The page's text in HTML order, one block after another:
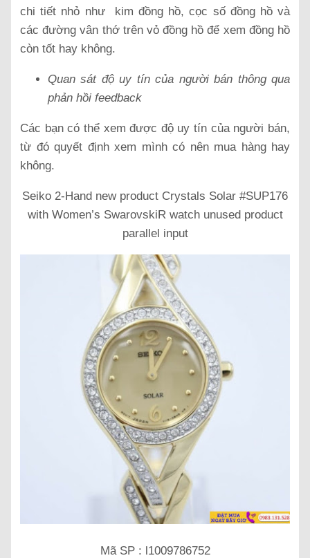
chi tiết nhỏ như kim đồng hồ, cọc số đồng hồ và
các đường vân thớ trên vỏ đồng hồ để xem đồng hồ
còn tốt hay không.
Quan sát độ uy tín của người bán thông qua
phản hồi feedback
Các bạn có thể xem được độ uy tín của người bán,
từ đó quyết định xem mình có nên mua hàng hay
không.
Seiko 2-Hand new product Crystals Solar #SUP176
with Women’s SwarovskiR watch unused product
parallel input
Mã SP : l1009786752